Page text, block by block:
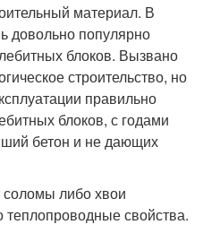
материал. В
довольно популярно
блоков. Вызвано
строительство, но
правильно
блоков, с годами
бетон и не дающих
либо хвои
теплопроводные свойства.